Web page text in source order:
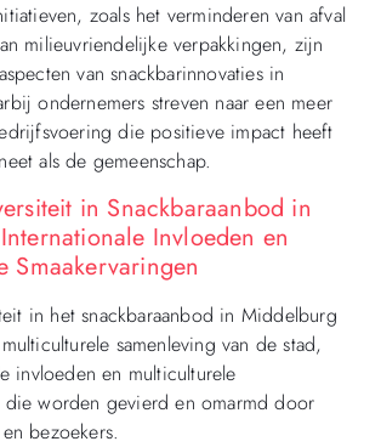
zoals het verminderen van afval
milieuvriendelijke verpakkingen, zijn
van snackbarinnovaties in
ondernemers streven naar een meer
die positieve impact heeft
als de gemeenschap.
in Snackbaraanbod in
Invloeden en
Smaakervaringen
in het snackbaraanbod in Middelburg
samenleving van de stad,
invloeden en multiculturele
die worden gevierd en omarmd door
bezoekers.